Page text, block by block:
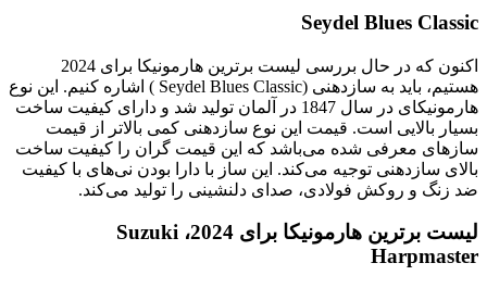
Seydel Blues Classic
اکنون که در حال بررسی لیست برترین هارمونیکا برای 2024
هستیم، باید به سازدهنی (Seydel Blues Classic ) اشاره کنیم. این نوع
هارمونیکای در سال 1847 در آلمان تولید شد و دارای کیفیت ساخت
بسیار بالایی است. قیمت این نوع سازدهنی کمی بالاتر از قیمت
سازهای معرفی شده می‌باشد که این قیمت گران را کیفیت ساخت
بالای سازدهنی توجیه می‌کند. این ساز با دارا بودن نی‌های با کیفیت
ضد زنگ و روکش فولادی، صدای دلنشینی را تولید می‌کند.
لیست برترین هارمونیکا برای 2024، Suzuki
Harpmaster